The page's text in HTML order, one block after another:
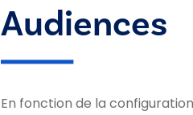
Audiences
En fonction de la